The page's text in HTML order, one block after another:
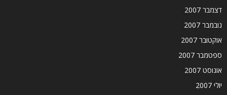
דצמבר 2007
נובמבר 2007
אוקטובר 2007
ספטמבר 2007
אוגוסט 2007
יולי 2007